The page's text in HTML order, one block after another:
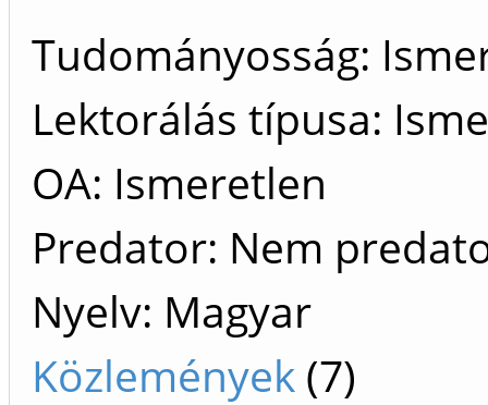
Tudományosság:
Lektorálás típusa:
OA: Ismeretlen
Predator: Nem
Nyelv: Magyar
Közlemények (7)